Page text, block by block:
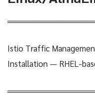
Istio Traffic
Installation — RHEL-